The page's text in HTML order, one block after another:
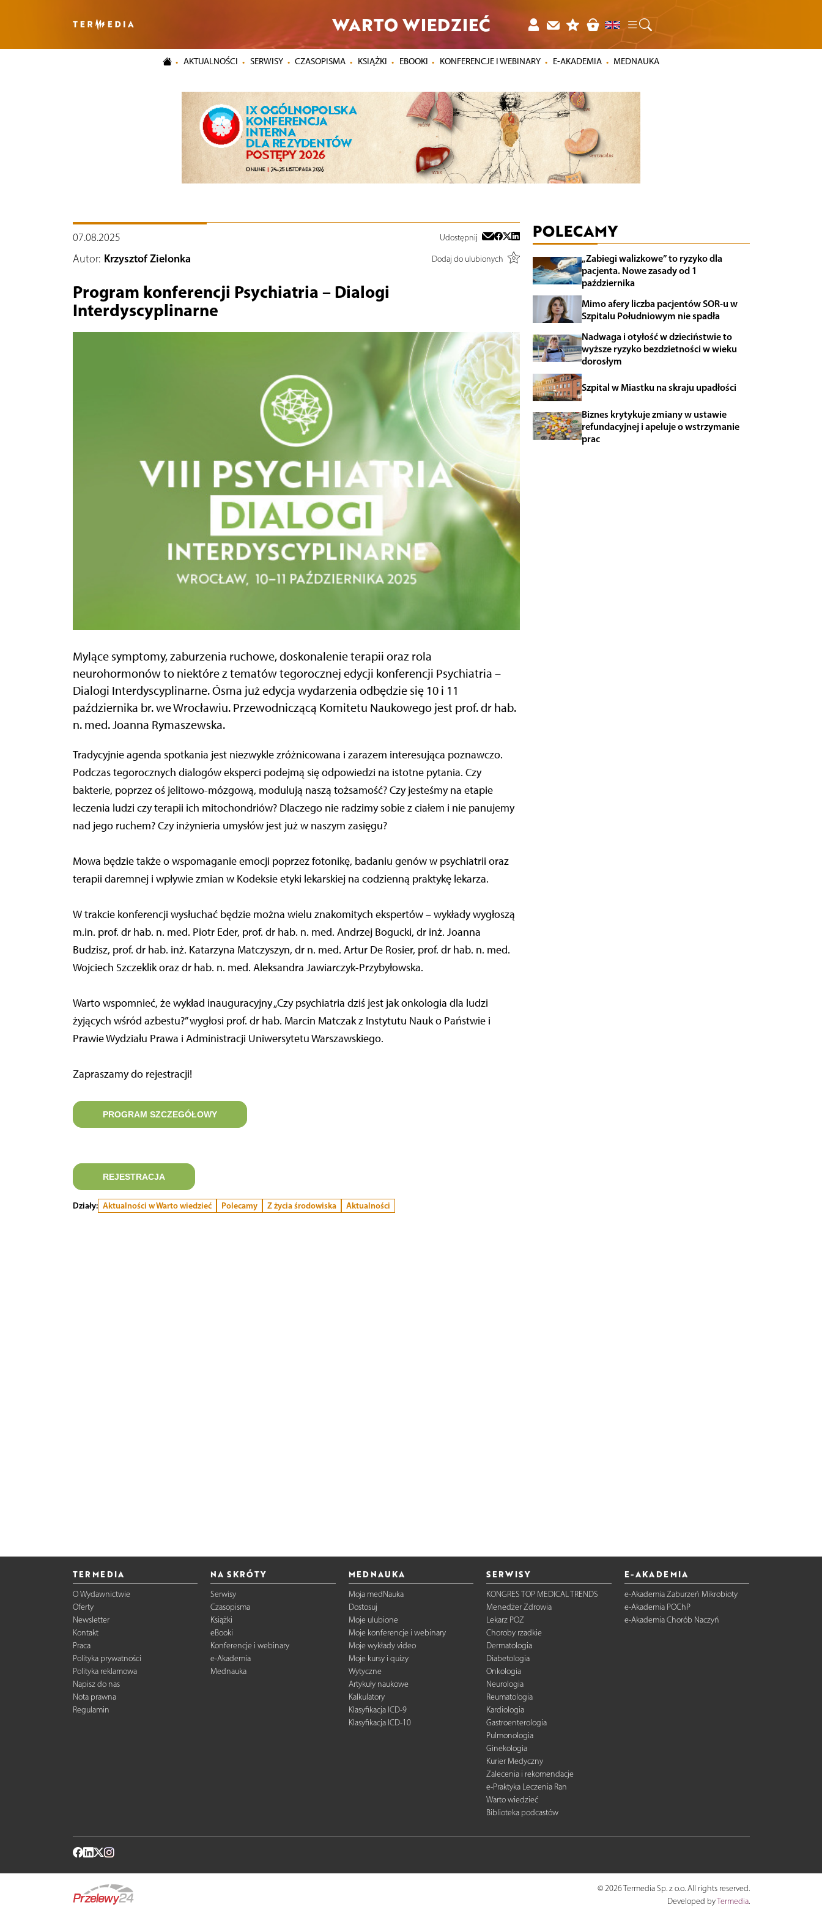
WARTO WIEDZIEĆ
AKTUALNOŚCI SERWISY CZASOPISMA KSIĄŻKI EBOOKI KONFERENCJE I WEBINARY E-AKADEMIA MEDNAUKA
07.08.2025 Udostępnij
Autor: Krzysztof Zielonka Dodaj do ulubionych
Program konferencji Psychiatria – Dialogi
Interdyscyplinarne
Mylące symptomy, zaburzenia ruchowe, doskonalenie terapii oraz rola
neurohormonów to niektóre z tematów tegorocznej edycji konferencji Psychiatria –
Dialogi Interdyscyplinarne. Ósma już edycja wydarzenia odbędzie się 10 i 11
października br. we Wrocławiu. Przewodniczącą Komitetu Naukowego jest prof. dr hab.
n. med. Joanna Rymaszewska.
Tradycyjnie agenda spotkania jest niezwykle zróżnicowana i zarazem interesująca poznawczo.
Podczas tegorocznych dialogów eksperci podejmą się odpowiedzi na istotne pytania. Czy
bakterie, poprzez oś jelitowo-mózgową, modulują naszą tożsamość? Czy jesteśmy na etapie
leczenia ludzi czy terapii ich mitochondriów? Dlaczego nie radzimy sobie z ciałem i nie panujemy
nad jego ruchem? Czy inżynieria umysłów jest już w naszym zasięgu?
Mowa będzie także o wspomaganie emocji poprzez fotonikę, badaniu genów w psychiatrii oraz
terapii daremnej i wpływie zmian w Kodeksie etyki lekarskiej na codzienną praktykę lekarza.
W trakcie konferencji wysłuchać będzie można wielu znakomitych ekspertów – wykłady wygłoszą
m.in. prof. dr hab. n. med. Piotr Eder, prof. dr hab. n. med. Andrzej Bogucki, dr inż. Joanna
Budzisz, prof. dr hab. inż. Katarzyna Matczyszyn, dr n. med. Artur De Rosier, prof. dr hab. n. med.
Wojciech Szczeklik oraz dr hab. n. med. Aleksandra Jawiarczyk-Przybyłowska.
Warto wspomnieć, że wykład inauguracyjny „Czy psychiatria dziś jest jak onkologia dla ludzi
żyjących wśród azbestu?” wygłosi prof. dr hab. Marcin Matczak z Instytutu Nauk o Państwie i
Prawie Wydziału Prawa i Administracji Uniwersytetu Warszawskiego.
Zapraszamy do rejestracji!
PROGRAM SZCZEGÓŁOWY
REJESTRACJA
Działy: Aktualności w Warto wiedzieć Polecamy Z życia środowiska Aktualności
POLECAMY
„Zabiegi walizkowe” to ryzyko dla
pacjenta. Nowe zasady od 1
października
Mimo afery liczba pacjentów SOR-u w
Szpitalu Południowym nie spadła
Nadwaga i otyłość w dzieciństwie to
wyższe ryzyko bezdzietności w wieku
dorosłym
Szpital w Miastku na skraju upadłości
Biznes krytykuje zmiany w ustawie
refundacyjnej i apeluje o wstrzymanie
prac
TERMEDIA
O Wydawnictwie
Oferty
Newsletter
Kontakt
Praca
Polityka prywatności
Polityka reklamowa
Napisz do nas
Nota prawna
Regulamin
NA SKRÓTY
Serwisy
Czasopisma
Książki
eBooki
Konferencje i webinary
e-Akademia
Mednauka
MEDNAUKA
Moja medNauka
Dostosuj
Moje ulubione
Moje konferencje i webinary
Moje wykłady video
Moje kursy i quizy
Wytyczne
Artykuły naukowe
Kalkulatory
Klasyfikacja ICD-9
Klasyfikacja ICD-10
SERWISY
KONGRES TOP MEDICAL TRENDS
Menedżer Zdrowia
Lekarz POZ
Choroby rzadkie
Dermatologia
Diabetologia
Onkologia
Neurologia
Reumatologia
Kardiologia
Gastroenterologia
Pulmonologia
Ginekologia
Kurier Medyczny
Zalecenia i rekomendacje
e-Praktyka Leczenia Ran
Warto wiedzieć
Biblioteka podcastów
E-AKADEMIA
e-Akademia Zaburzeń Mikrobioty
e-Akademia POChP
e-Akademia Chorób Naczyń
© 2026 Termedia Sp. z o.o. All rights reserved.
Developed byTermedia.